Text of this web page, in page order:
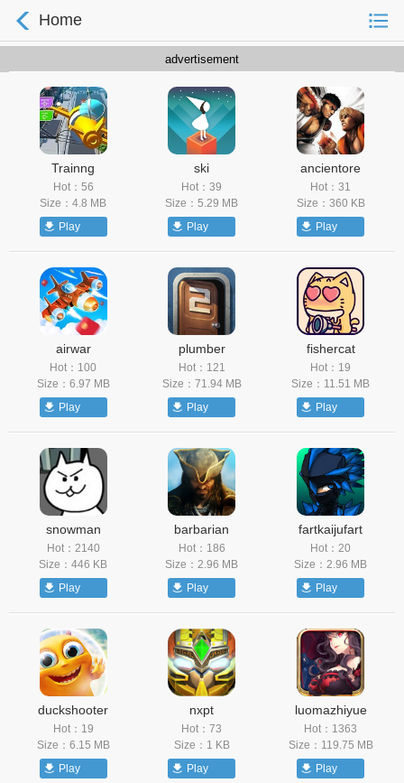
Home
advertisement
Trainng
Hot：56
Size：4.8 MB
Play
ski
Hot：39
Size：5.29 MB
Play
ancientore
Hot：31
Size：360 KB
Play
airwar
Hot：100
Size：6.97 MB
Play
plumber
Hot：121
Size：71.94 MB
Play
fishercat
Hot：19
Size：11.51 MB
Play
snowman
Hot：2140
Size：446 KB
Play
barbarian
Hot：186
Size：2.96 MB
Play
fartkaijufart
Hot：20
Size：2.96 MB
Play
duckshooter
Hot：19
Size：6.15 MB
Play
nxpt
Hot：73
Size：1 KB
Play
luomazhiyue
Hot：1363
Size：119.75 MB
Play